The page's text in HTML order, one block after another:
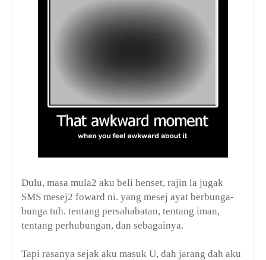
Dulu, masa mula2 aku beli henset, rajin la jugak
SMS mesej2 foward ni. yang mesej ayat berbunga-
bunga tuh. tentang persahabatan, tentang iman,
tentang perhubungan, dan sebagainya.
Tapi rasanya sejak aku masuk U, dah jarang dah aku